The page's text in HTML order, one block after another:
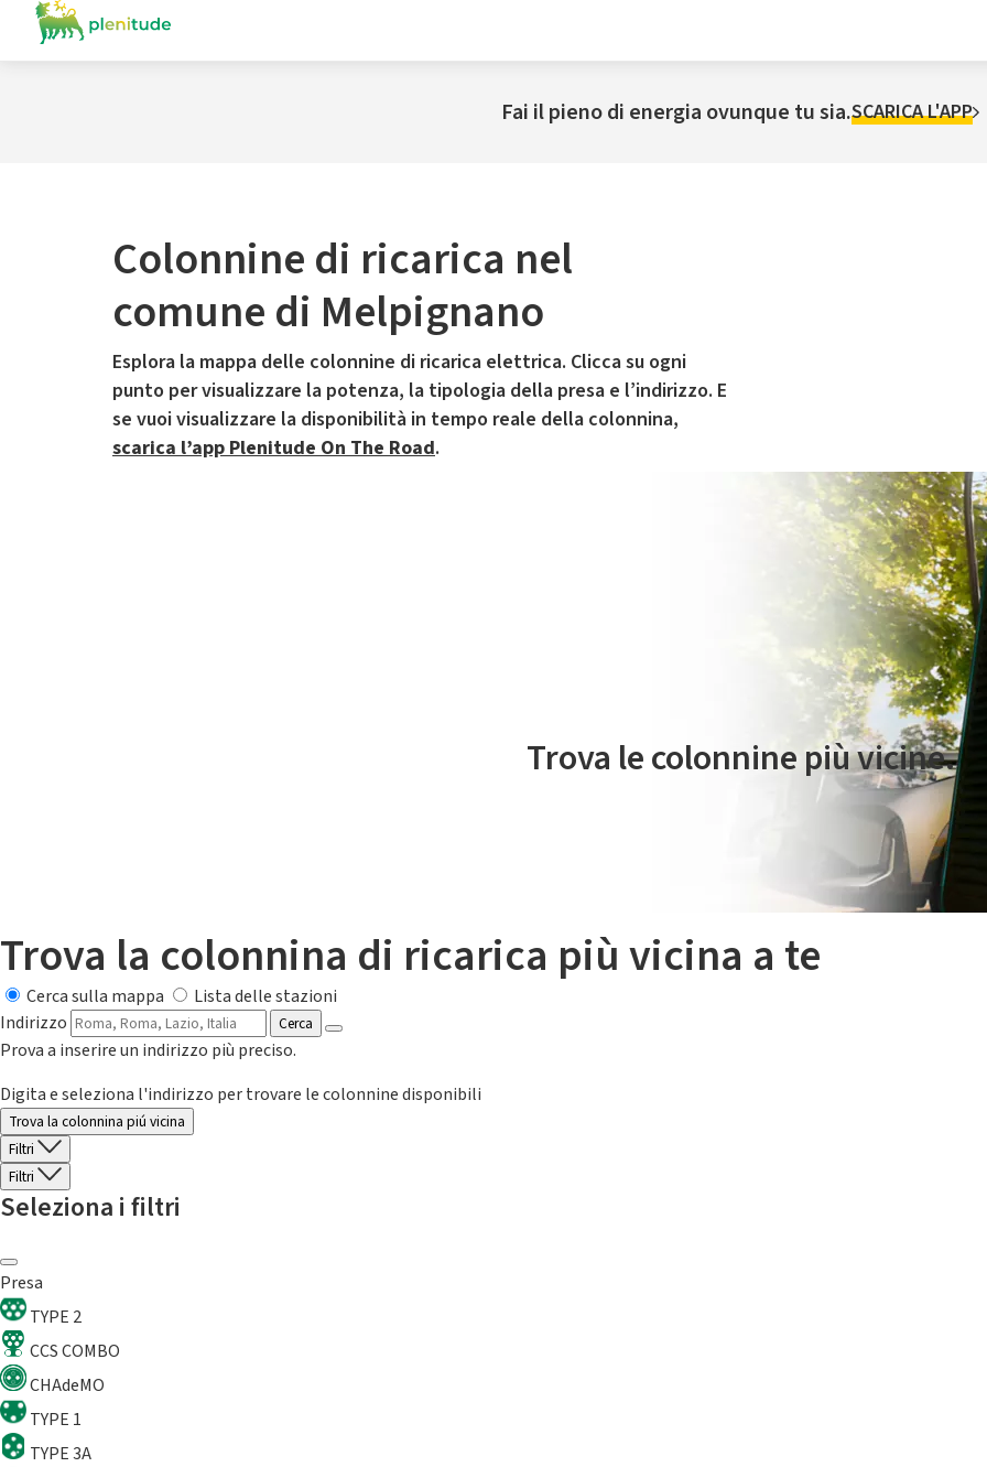
Fai il pieno di energia ovunque tu sia.SCARICA L'APP
Colonnine di ricarica nel
comune di Melpignano
Esplora la mappa delle colonnine di ricarica elettrica. Clicca su ogni
punto per visualizzare la potenza, la tipologia della presa e l’indirizzo. E
se vuoi visualizzare la disponibilità in tempo reale della colonnina,
scarica l’app Plenitude On The Road.
Il servizio di mobilità elettrica è gestito da Plenitude On The Road
Trova le colonnine più vicine.
Trova la colonnina di ricarica più vicina a te
Cerca sulla mappa
Lista delle stazioni
Indirizzo
Cerca
Prova a inserire un indirizzo più preciso.
Digita e seleziona l'indirizzo per trovare le colonnine disponibili
Trova la colonnina piú vicina
Filtri
Filtri
Seleziona i filtri
Presa
TYPE 2
CCS COMBO
CHAdeMO
TYPE 1
TYPE 3A